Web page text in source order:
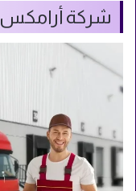
شركة أرامكس